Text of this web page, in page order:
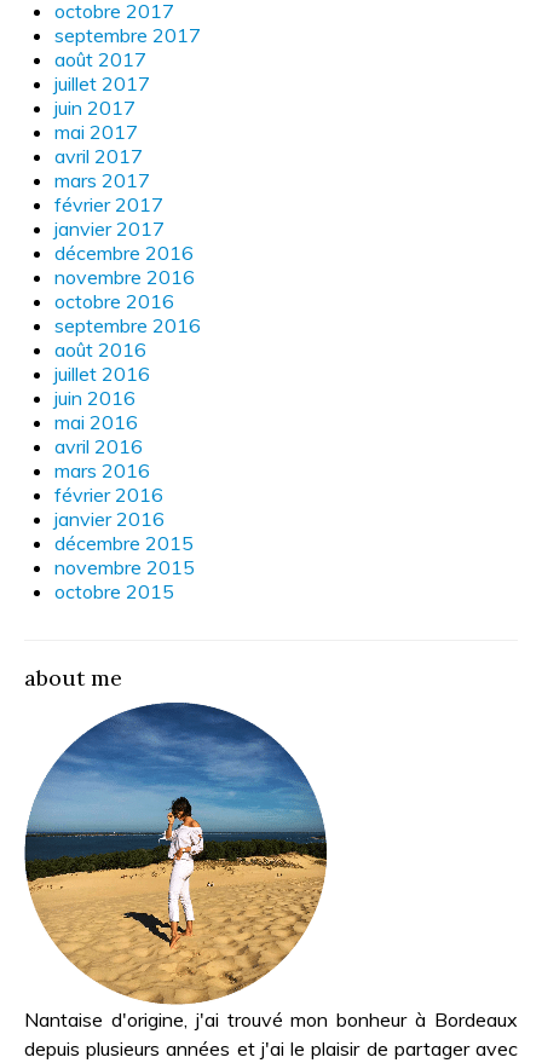
octobre 2017
septembre 2017
août 2017
juillet 2017
juin 2017
mai 2017
avril 2017
mars 2017
février 2017
janvier 2017
décembre 2016
novembre 2016
octobre 2016
septembre 2016
août 2016
juillet 2016
juin 2016
mai 2016
avril 2016
mars 2016
février 2016
janvier 2016
décembre 2015
novembre 2015
octobre 2015
about me
Nantaise d'origine, j'ai trouvé mon bonheur à Bordeaux
depuis plusieurs années et j'ai le plaisir de partager avec